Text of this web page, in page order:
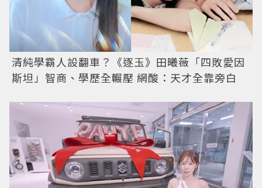
清純學霸人設翻車？《逐玉》田曦薇「四敗愛因
斯坦」智商、學歷全輾壓 網酸：天才全靠旁白